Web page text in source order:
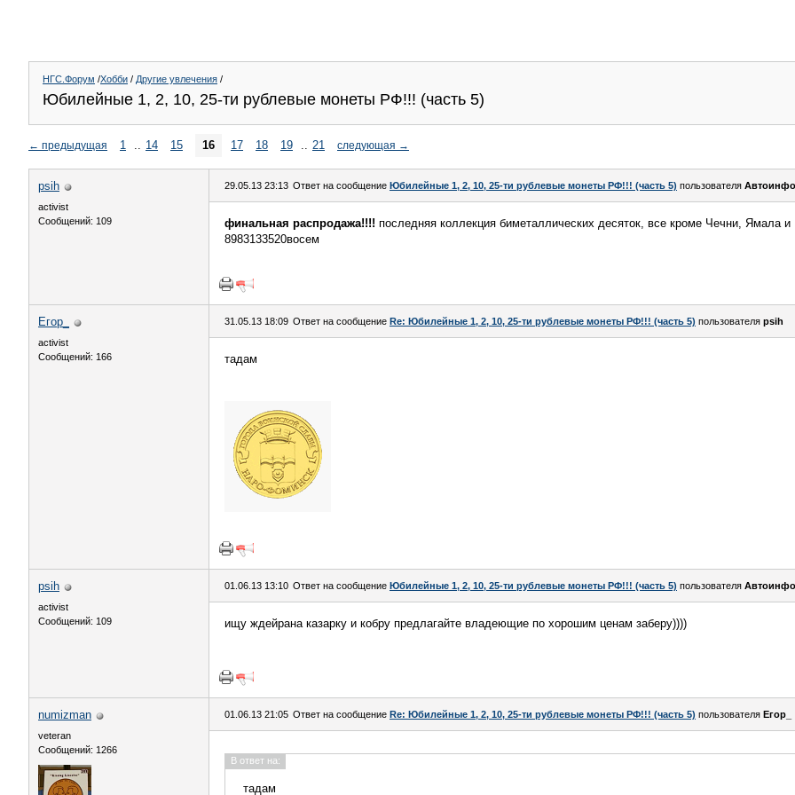
НГС.Форум /Хобби / Другие увлечения /
Юбилейные 1, 2, 10, 25-ти рублевые монеты РФ!!! (часть 5)
← предыдущая 1 .. 14 15 16 17 18 19 .. 21 следующая →
psih
activist
Сообщений: 109
29.05.13 23:13 Ответ на сообщение Юбилейные 1, 2, 10, 25-ти рублевые монеты РФ!!! (часть 5) пользователя
финальная распродажа!!!! последняя коллекция биметаллических десяток, все кроме Чечни, Ямала
8983133520восем
Егор_
activist
Сообщений: 166
31.05.13 18:09 Ответ на сообщение Re: Юбилейные 1, 2, 10, 25-ти рублевые монеты РФ!!! (часть 5) пользователя psih
тадам
psih
activist
Сообщений: 109
01.06.13 13:10 Ответ на сообщение Юбилейные 1, 2, 10, 25-ти рублевые монеты РФ!!! (часть 5) пользователя
ищу ждейрана казарку и кобру предлагайте владеющие по хорошим ценам заберу))))
numizman
veteran
Сообщений: 1266
01.06.13 21:05 Ответ на сообщение Re: Юбилейные 1, 2, 10, 25-ти рублевые монеты РФ!!! (часть 5) пользователя Егор_
В ответ на:
тадам